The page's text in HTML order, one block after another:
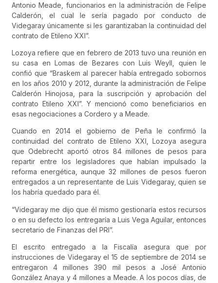
Antonio Meade, funcionarios en la administración de Felipe
Calderón, el cual le sería pagado por conducto de
Videgaray únicamente si les garantizaban la continuidad del
contrato de Etileno XXI”.
Lozoya refiere que en febrero de 2013 tuvo una reunión en
su casa en Lomas de Bezares con Luis Weyll, quien le
confió que “Braskem al parecer había entregado sobornos
en los años 2010 y 2012, durante la administración de Felipe
Calderón Hinojosa, para la suscripción y aprobación del
contrato Etileno XXI”. Y mencionó como beneficiarios en
esas negociaciones a Cordero y a Meade.
Cuando en 2014 el gobierno de Peña le confirmó la
continuidad del contrato de Etileno XXI, Lozoya asegura
que Odebrecht aportó otros 84 millones de pesos para
repartir entre los legisladores que habían impulsado la
reforma energética, aunque 32 millones de pesos fueron
entregados a un representante de Luis Videgaray, quien se
los habría quedado para él.
“Videgaray me dijo que él mismo gestionaría estos recursos
o en su defecto los entregaría a Luis Vega Aguilar, entonces
secretario de Finanzas del PRI”.
El escrito entregado a la Fiscalía asegura que por
instrucciones de Videgaray el 15 de septiembre de 2014 se
entregaron 4 millones 390 mil pesos a José Antonio
González Anaya y 4 millones a Meade. A los pocos días, de